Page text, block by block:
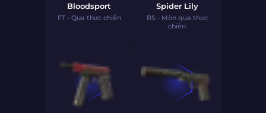
Bloodsport
FT - Qua thực chiến
Spider Lily
BS - Mòn qua thực
chiến